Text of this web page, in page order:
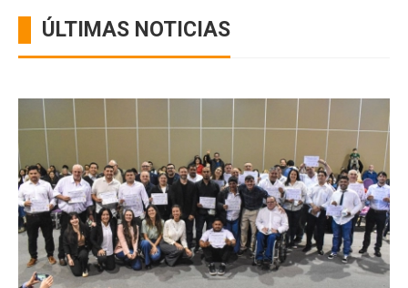
ÚLTIMAS NOTICIAS